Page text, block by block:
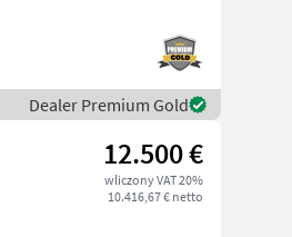
Dealer Premium Gold
12.500 €
wliczony VAT 20%
10.416,67 € netto